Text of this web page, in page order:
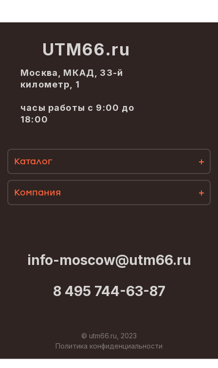
UTM66.ru
Москва, МКАД, 33-й
километр, 1
часы работы с 9:00 до
18:00
Каталог
Компания
info-moscow@utm66.ru
8 495 744-63-87
© utm66.ru, 2023
Политика конфиденциальности